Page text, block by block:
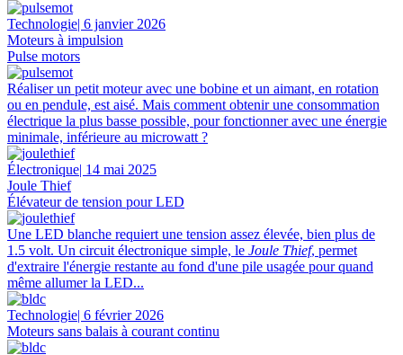
Technologie| 6 janvier 2026
Moteurs à impulsion
Pulse motors
Réaliser un petit moteur avec une bobine et un aimant, en rotation
ou en pendule, est aisé. Mais comment obtenir une consommation
électrique la plus basse possible, pour fonctionner avec une énergie
minimale, inférieure au microwatt ?
Électronique| 14 mai 2025
Joule Thief
Élévateur de tension pour LED
Une LED blanche requiert une tension assez élevée, bien plus de
1.5 volt. Un circuit électronique simple, le Joule Thief, permet
d'extraire l'énergie restante au fond d'une pile usagée pour quand
même allumer la LED...
Technologie| 6 février 2026
Moteurs sans balais à courant continu